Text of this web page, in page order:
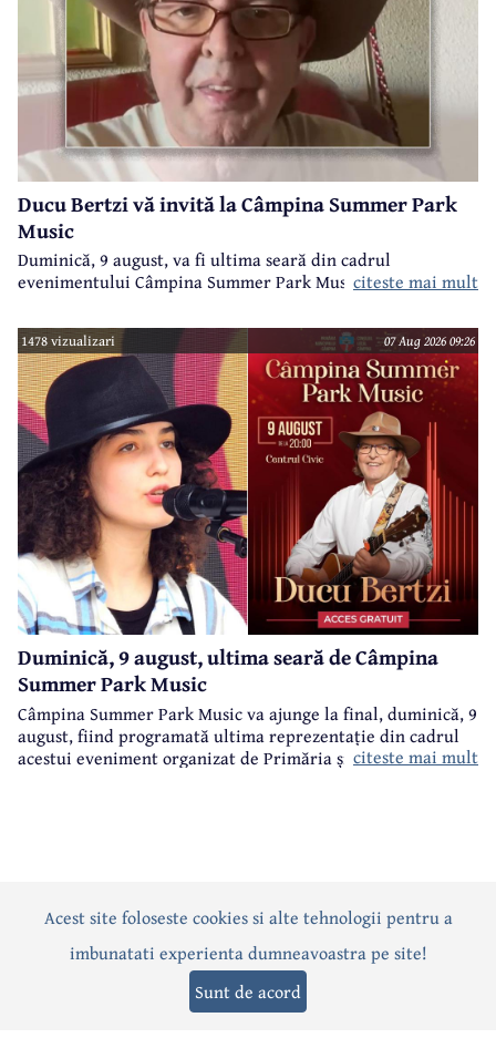
Ducu Bertzi vă invită la Câmpina Summer Park
Music
Duminică, 9 august, va fi ultima seară din cadrul
evenimentului Câmpina Summer Park Music 2026.citeste mai mult
1478 vizualizari 07 Aug 2026 09:26
Duminică, 9 august, ultima seară de Câmpina
Summer Park Music
Câmpina Summer Park Music va ajunge la final, duminică, 9
august, fiind programată ultima reprezentație din cadrul
acestui eveniment organizat de Primăria și Consiliul Local
citeste mai mult
ActualitatePoliticăSocialEvenimentInterviuri
Editorial Sport Anunțuri
Acest site foloseste cookies si alte tehnologii pentru a
imbunatati experienta dumneavoastra pe site!
Sunt de acord